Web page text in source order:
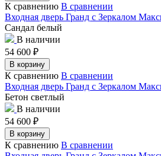
К сравнению В сравнении
Входная дверь Гранд с Зеркалом
Сандал белый
В наличии
54 600 ₽
В корзину
К сравнению В сравнении
Входная дверь Гранд с Зеркалом
Бетон светлый
В наличии
54 600 ₽
В корзину
К сравнению В сравнении